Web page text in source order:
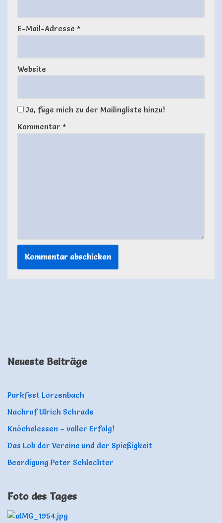
E-Mail-Adresse *
Website
Ja, füge mich zu der Mailingliste hinzu!
Kommentar *
Neueste Beiträge
Parkfest Lörzenbach
Nachruf Ulrich Schrade
Knöchelessen – voller Erfolg!
Das Lob der Vereine und der Spießigkeit
Beerdigung Peter Schlechter
Foto des Tages